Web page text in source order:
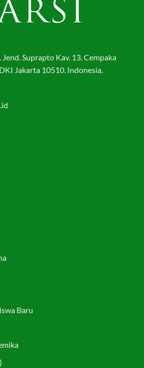
Jend. Suprapto Kav. 13. Cempaka
Jakarta 10510. Indonesia.
Baru